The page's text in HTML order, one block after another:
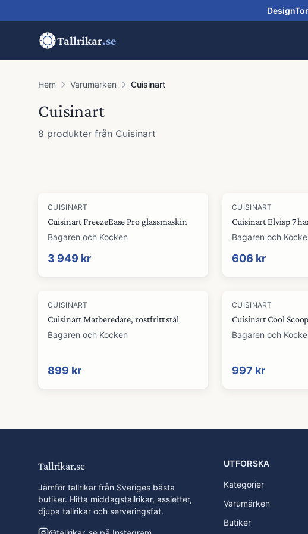
Tallrikar.se
Hem Varumärken Cuisinart
Cuisinart
8 produkter från Cuisinart
CUISINART
Cuisinart FreezeEase Pro glassmaskin
Bagaren och Kocken
3 949 kr
CUISINART
Cuisinart Elvisp 7
Bagaren och
606 kr
CUISINART
Cuisinart Matberedare, rostfritt stål
Bagaren och Kocken
899 kr
CUISINART
Cuisinart Cool
Bagaren och
997 kr
Tallrikar.se
Jämför tallrikar från Sveriges bästa
butiker. Hitta middagstallrikar, assietter,
djupa tallrikar och serveringsfat.
UTFORSKA
Kategorier
Varumärken
Butiker